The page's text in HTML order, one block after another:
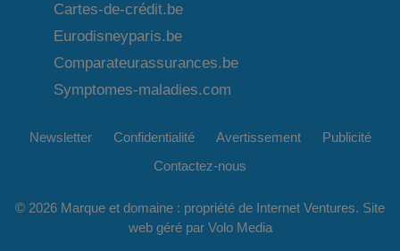
Cartes-de-crédit.be
Eurodisneyparis.be
Comparateurassurances.be
Symptomes-maladies.com
Newsletter Confidentialité Avertissement
Publicité
Contactez-nous
© 2026 Marque et domaine : propriété de Internet Ventures. Site
web géré par Volo Media